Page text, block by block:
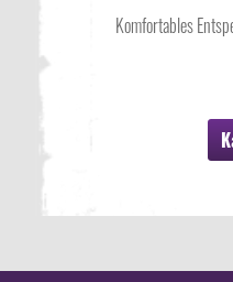
Komfortables